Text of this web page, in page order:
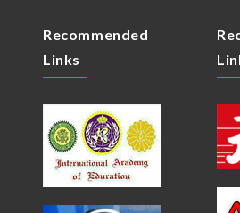
Recommended
Links